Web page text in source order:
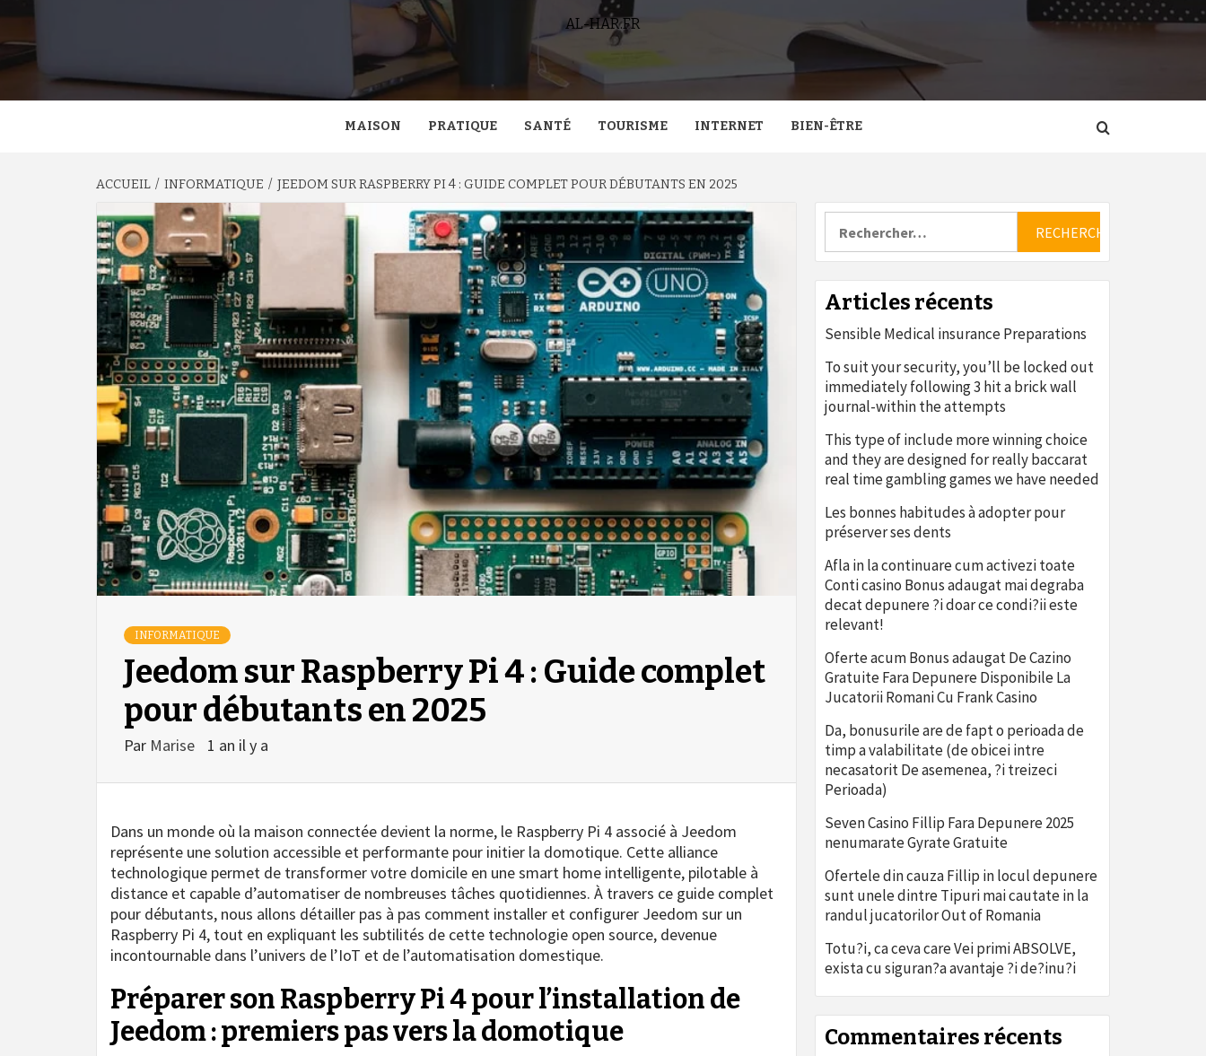
AL-HAR.FR
MAISON PRATIQUE SANTÉ TOURISME INTERNET BIEN-ÊTRE
ACCUEIL INFORMATIQUE JEEDOM SUR RASPBERRY PI 4 : GUIDE COMPLET POUR DÉBUTANTS EN 2025
INFORMATIQUE
Jeedom sur Raspberry Pi 4 : Guide complet
pour débutants en 2025
Par Marise 1 an il y a
Dans un monde où la maison connectée devient la norme, le Raspberry Pi 4 associé à Jeedom
représente une solution accessible et performante pour initier la domotique. Cette alliance
technologique permet de transformer votre domicile en une smart home intelligente, pilotable à
distance et capable d’automatiser de nombreuses tâches quotidiennes. À travers ce guide complet
pour débutants, nous allons détailler pas à pas comment installer et configurer Jeedom sur un
Raspberry Pi 4, tout en expliquant les subtilités de cette technologie open source, devenue
incontournable dans l’univers de l’IoT et de l’automatisation domestique.
Préparer son Raspberry Pi 4 pour l’installation de
Jeedom : premiers pas vers la domotique
Articles récents
Sensible Medical insurance Preparations
To suit your security, you’ll be locked out
immediately following 3 hit a brick wall
journal-within the attempts
This type of include more winning choice
and they are designed for really baccarat
real time gambling games we have needed
Les bonnes habitudes à adopter pour
préserver ses dents
Afla in la continuare cum activezi toate
Conti casino Bonus adaugat mai degraba
decat depunere ?i doar ce condi?ii este
relevant!
Oferte acum Bonus adaugat De Cazino
Gratuite Fara Depunere Disponibile La
Jucatorii Romani Cu Frank Casino
Da, bonusurile are de fapt o perioada de
timp a valabilitate (de obicei intre
necasatorit De asemenea, ?i treizeci
Perioada)
Seven Casino Fillip Fara Depunere 2025
nenumarate Gyrate Gratuite
Ofertele din cauza Fillip in locul depunere
sunt unele dintre Tipuri mai cautate in la
randul jucatorilor Out of Romania
Totu?i, ca ceva care Vei primi ABSOLVE,
exista cu siguran?a avantaje ?i de?inu?i
Commentaires récents